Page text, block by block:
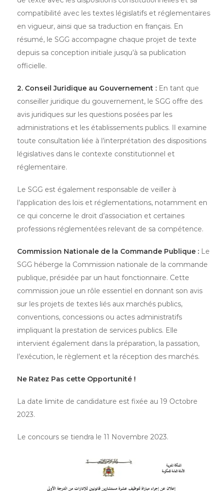
compatibilité avec les textes législatifs et réglementaires
en vigueur, ainsi que sa traduction en français. En
résumé, le SGG accompagne chaque projet de texte
depuis sa conception initiale jusqu’à sa publication
officielle.
2. Conseil Juridique au Gouvernement : En tant que
conseiller juridique du gouvernement, le SGG offre des
avis juridiques sur les questions posées par les
administrations et les établissements publics. Il examine
toute consultation liée à l’interprétation des dispositions
législatives dans le contexte constitutionnel et
réglementaire.
Le SGG est également responsable de veiller à
l’application des lois et réglementations, notamment en
ce qui concerne le droit d’association et certaines
professions réglementées relevant de sa compétence.
Commission Nationale de la Commande Publique : Le
SGG héberge la Commission nationale de la commande
publique, présidée par un haut fonctionnaire. Cette
commission joue un rôle essentiel en donnant son avis
sur les projets de textes liés aux marchés publics,
conventions, concessions ou actes administratifs
impliquant la prestation de services publics. Elle
intervient également dans la préparation, la passation,
l’exécution, le règlement et la réception des marchés.
Ne Ratez Pas cette Opportunité !
La date limite de candidature est fixée au 19 Octobre
2023.
Le concours se tiendra le 11 Novembre 2023.